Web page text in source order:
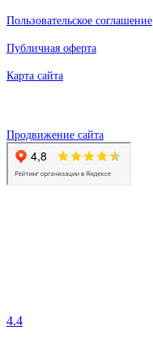
Пользовательское соглашение
Публичная оферта
Карта сайта
Продвижение сайта
4.4